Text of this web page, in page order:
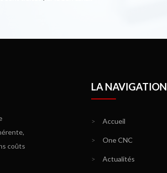
coûts
LA NAVIGATION
> Accueil
> One CNC
> Actualités